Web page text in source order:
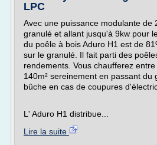
LPC
Avec une puissance modulante de
granulé et allant jusqu'à 9kw pour
du poêle à bois Aduro H1 est de
sur le granulé. Il fait parti des
rendements. Vous chaufferez entre
140m² sereinement en passant du
bûche en cas de coupures
L' Aduro H1 distribue...
Lire la suite